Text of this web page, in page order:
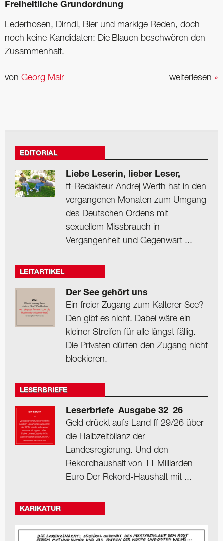
Freiheitliche Grundordnung
Lederhosen, Dirndl, Bier und markige Reden, doch
noch keine Kandidaten: Die Blauen beschwören den
Zusammenhalt.
weiterlesen »
von Georg Mair
EDITORIAL
Liebe Leserin, lieber Leser,
ff-Redakteur Andrej Werth hat in den
vergangenen Monaten zum Umgang
des Deutschen Ordens mit
sexuellem Missbrauch in
Vergangenheit und Gegenwart ...
LEITARTIKEL
Der See gehört uns
Ein freier Zugang zum Kalterer See?
Den gibt es nicht. Dabei wäre ein
kleiner Streifen für alle längst fällig.
Die Privaten dürfen den Zugang nicht
blockieren.
LESERBRIEFE
Leserbriefe_Ausgabe 32_26
Geld drückt aufs Land ff 29/26 über
die Halbzeitbilanz der
Landesregierung. Und den
Rekordhaushalt von 11 Milliarden
Euro Der Rekord-Haushalt mit ...
KARIKATUR